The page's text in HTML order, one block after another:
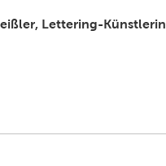
Lettering-Künstlerin